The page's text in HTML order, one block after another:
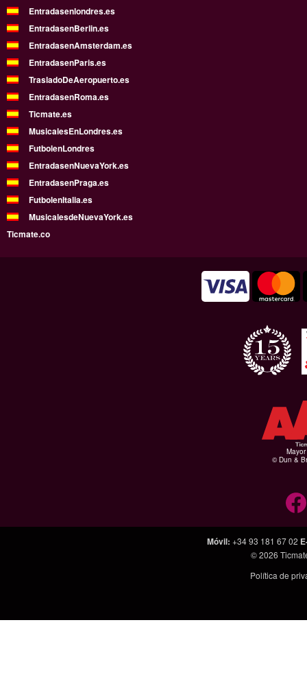
Entradasenlondres.es
EntradasenBerlin.es
EntradasenAmsterdam.es
EntradasenParis.es
TrasladoDeAeropuerto.es
EntradasenRoma.es
Ticmate.es
MusicalesEnLondres.es
FutbolenLondres
EntradasenNuevaYork.es
EntradasenPraga.es
FutbolenItalia.es
MusicalesdeNuevaYork.es
Ticmate.co
© Dun &
Móvil: +34 93 181 67 02
© 2026
Política de